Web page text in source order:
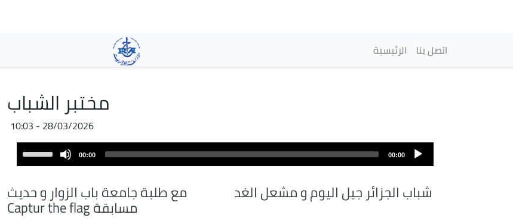
contenido
principal
Navegación
الرئيسية اتصل بنا
مختبر الشباب
28/03/2026 - 10:03
Archivo
audio
Player
00:00
00:00
keys
to
شباب الجزائر جيل اليوم و مشعل الغد مع طلبة جامعة باب الزوار و حديث
مسابقة Captur the flag